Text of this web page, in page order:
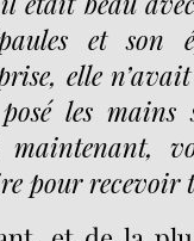
et son
elle n’avait
les
maintenant,
pour recevoir